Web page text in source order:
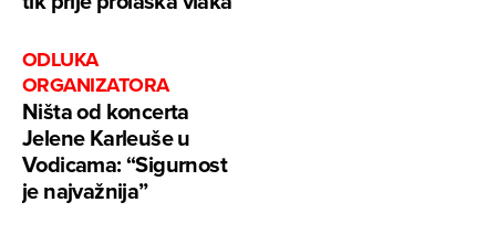
ODLUKA
ORGANIZATORA
Ništa od koncerta
Jelene Karleuše u
Vodicama: “Sigurnost
je najvažnija”